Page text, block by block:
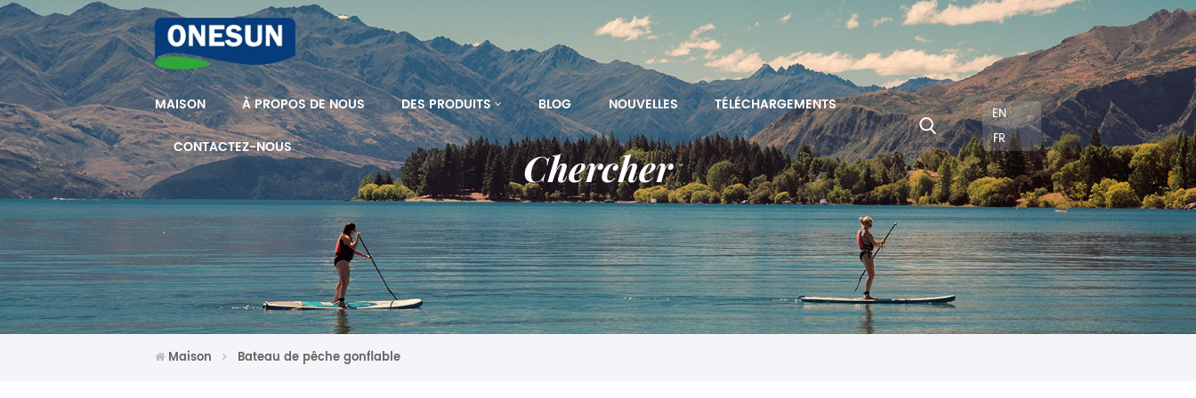
MAISON À PROPOS DE NOUS DES PRODUITS BLOG NOUVELLES TÉLÉCHARGEMENTS
CONTACTEZ-NOUS
EN
FR
Chercher
Maison Bateau de pêche gonflable